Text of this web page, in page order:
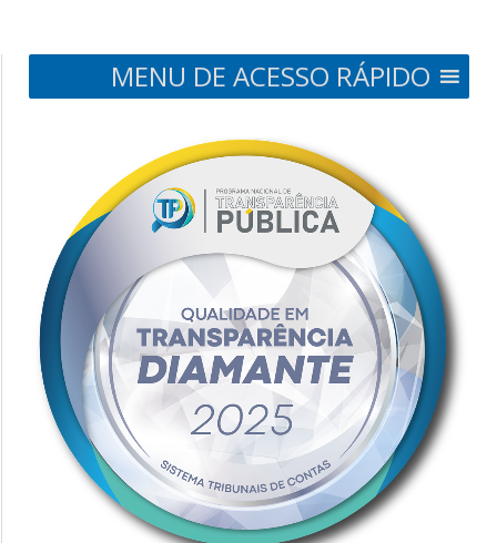
MENU DE ACESSO RÁPIDO